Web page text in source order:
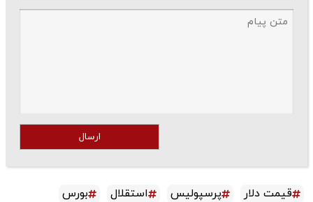
ارسال
قیمت دلار پرسپولیس استقلال بورس